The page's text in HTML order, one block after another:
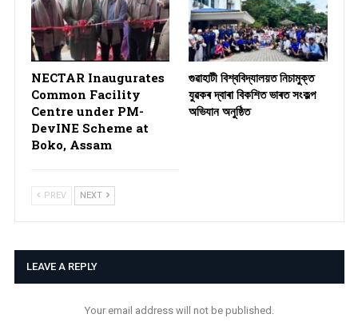
NECTAR Inaugurates
Common Facility
Centre under PM-
DevINE Scheme at
Boko, Assam
গুৱাহাটী বিশ্ববিদ্যালয়ত নিচামুক্ত
যুৱকৰ দ্বাৰা বিকশিত ভাৰত সংকল্প
অভিযান অনুষ্ঠিত
PREV NEXT
LEAVE A REPLY
Your email address will not be published.